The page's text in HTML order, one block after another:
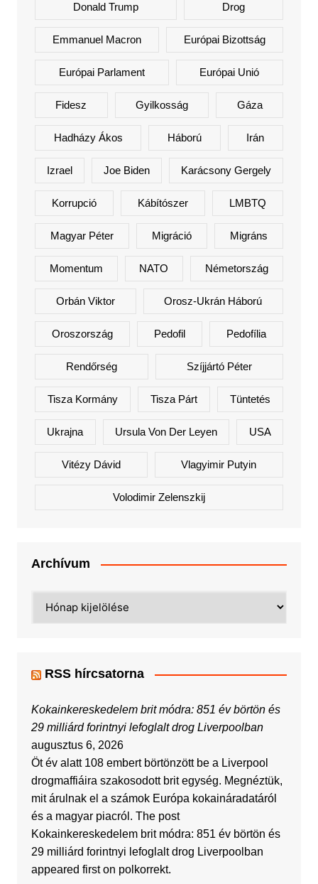
Donald Trump Drog
Emmanuel Macron Európai Bizottság
Európai Parlament Európai Unió
Fidesz Gyilkosság Gáza
Hadházy Ákos Háború Irán
Izrael Joe Biden Karácsony Gergely
Korrupció Kábítószer LMBTQ
Magyar Péter Migráció Migráns
Momentum NATO Németország
Orbán Viktor Orosz-Ukrán Háború
Oroszország Pedofil Pedofília
Rendőrség Szíjjártó Péter
Tisza Kormány Tisza Párt Tüntetés
Ukrajna Ursula Von Der Leyen USA
Vitézy Dávid Vlagyimir Putyin
Volodimir Zelenszkij
Archívum
RSS hírcsatorna
Kokainkereskedelem brit módra: 851 év börtön és
29 milliárd forintnyi lefoglalt drog Liverpoolban
augusztus 6, 2026
Öt év alatt 108 embert börtönzött be a Liverpool
drogmaffiáira szakosodott brit egység. Megnéztük,
mit árulnak el a számok Európa kokaináradatáról
és a magyar piacról. The post
Kokainkereskedelem brit módra: 851 év börtön és
29 milliárd forintnyi lefoglalt drog Liverpoolban
appeared first on polkorrekt.